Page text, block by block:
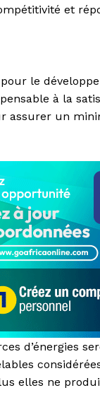
et
le
à la
assurer un
d’énergies
elles ne